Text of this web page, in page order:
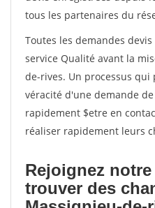
tous les partenaires du
Toutes les demandes
service Qualité avant la
de-rives. Un processus
véracité d'une demande
rapidement $etre en
réaliser rapidement leurs
Rejoignez
trouver des